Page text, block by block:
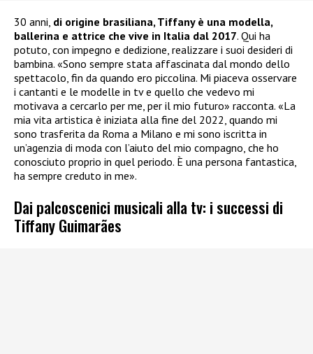
30 anni, di origine brasiliana, Tiffany è una modella,
ballerina e attrice che vive in Italia dal 2017. Qui ha
potuto, con impegno e dedizione, realizzare i suoi desideri di
bambina. «Sono sempre stata affascinata dal mondo dello
spettacolo, fin da quando ero piccolina. Mi piaceva osservare
i cantanti e le modelle in tv e quello che vedevo mi
motivava a cercarlo per me, per il mio futuro» racconta. «La
mia vita artistica è iniziata alla fine del 2022, quando mi
sono trasferita da Roma a Milano e mi sono iscritta in
un’agenzia di moda con l’aiuto del mio compagno, che ho
conosciuto proprio in quel periodo. È una persona fantastica,
ha sempre creduto in me».
Dai palcoscenici musicali alla tv: i successi di
Tiffany Guimarães